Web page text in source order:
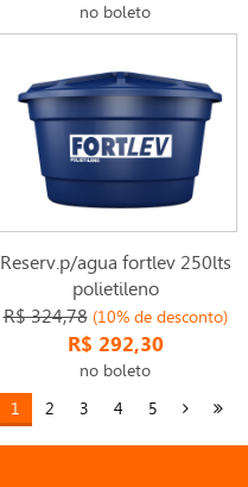
no boleto
Reserv.p/agua fortlev 250lts
polietileno
R$ 324,78 (10% de desconto)
R$ 292,30
no boleto
1
2 3 4 5